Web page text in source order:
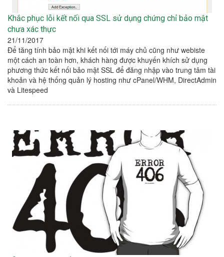
Khắc phục lỗi kết nối qua SSL sử dụng chứng chỉ bảo mật
chưa xác thực
21/11/2017
Để tăng tính bảo mật khi kết nối tới máy chủ cũng như webiste
một cách an toàn hơn, khách hàng được khuyến khích sử dụng
phương thức kết nối bảo mật SSL để đăng nhập vào trung tâm tài
khoản và hệ thống quản lý hosting như cPanel/WHM, DirectAdmin
và Litespeed